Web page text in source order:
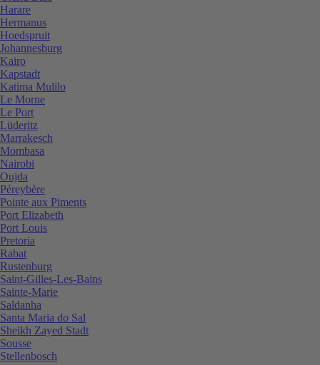
Harare
Hermanus
Hoedspruit
Johannesburg
Kairo
Kapstadt
Katima Mulilo
Le Morne
Le Port
Lüderitz
Marrakesch
Mombasa
Nairobi
Oujda
Péreybère
Pointe aux Piments
Port Elizabeth
Port Louis
Pretoria
Rabat
Rustenburg
Saint-Gilles-Les-Bains
Sainte-Marie
Saldanha
Santa Maria do Sal
Sheikh Zayed Stadt
Sousse
Stellenbosch